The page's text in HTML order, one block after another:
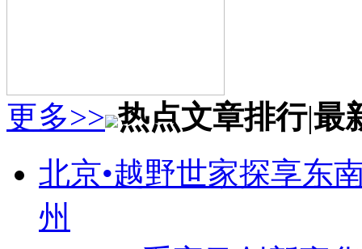
更多>> 热点文章排行|最
北京•越野世家探享东
州